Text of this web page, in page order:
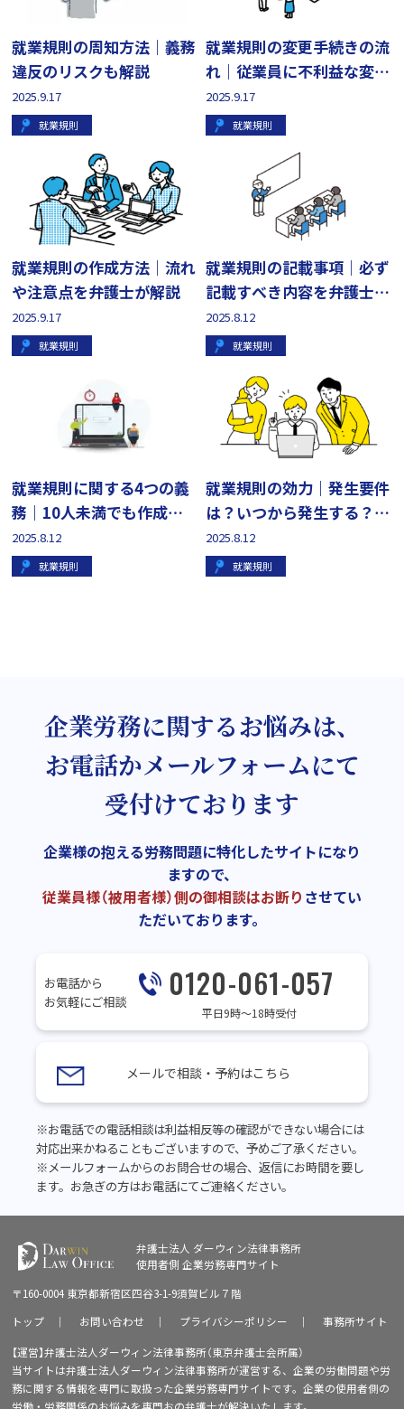
就業規則の周知方法｜義務
違反のリスクも解説
2025.9.17
就業規則
就業規則の変更手続きの流
れ｜従業員に不利益な変更
はできる？
2025.9.17
就業規則
就業規則の作成方法｜流れ
や注意点を弁護士が解説
2025.9.17
就業規則
就業規則の記載事項｜必ず
記載すべき内容を弁護士が
解説
2025.8.12
就業規則
就業規則に関する4つの義
務｜10人未満でも作成す
べき理由
2025.8.12
就業規則
就業規則の効力｜発生要件
は？いつから発生する？会
社側弁護士が解説
2025.8.12
就業規則
企業労務に関するお悩みは、
お電話かメールフォームにて
受付けております
企業様の抱える労務問題に特化したサイトになり
ますので、
従業員様（被用者様）側の御相談はお断り させてい
ただいております。
お電話から
お気軽にご相談
0120-061-057
平日9時～18時受付
メールで相談・予約はこちら
※お電話での電話相談は利益相反等の確認ができない場合には
対応出来かねることもございますので、予めご了承ください。
※メールフォームからのお問合せの場合、返信にお時間を要し
ます。お急ぎの方はお電話にてご連絡ください。
弁護士法人 ダーウィン法律事務所
使用者側 企業労務専門サイト
〒160-0004 東京都新宿区四谷3-1-9須賀ビル７階
トップ ｜ お問い合わせ ｜ プライバシーポリシー ｜
事務所サイト
【運営】弁護士法人ダーウィン法律事務所（東京弁護士会所属）
当サイトは弁護士法人ダーウィン法律事務所が運営する、企業の労働問題や労
務に関する情報を専門に取扱った企業労務専門サイトです。企業の使用者側の